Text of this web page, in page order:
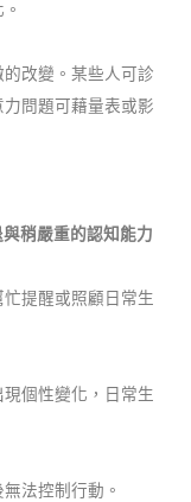
改變。某些人可診
問題可藉量表或影
稍嚴重的認知能力
提醒或照顧日常生
個性變化，日常生
法控制行動。